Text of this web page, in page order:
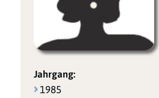
Jahrgang:
1985